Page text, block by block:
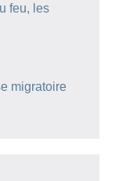
feu, les
migratoire